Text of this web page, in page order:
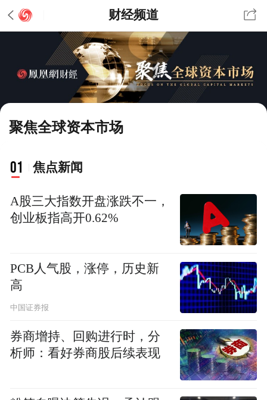
财经频道
聚焦全球资本市场
01 焦点新闻
A股三大指数开盘涨跌不一，
创业板指高开0.62%
PCB人气股，涨停，历史新
高
中国证券报
券商增持、回购进行时，分
析师：看好券商股后续表现